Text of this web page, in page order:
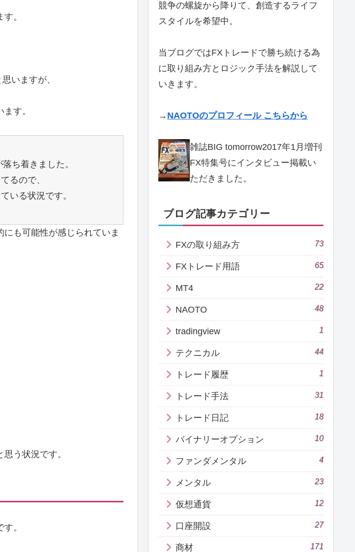
。
いますが、
す。
ち着きました。
るので、
いる状況です。
も可能性が感じられていま
う状況です。
。
競争の螺旋から降りて、創造するライフ
スタイルを希望中。
当ブログではFXトレードで勝ち続ける為
に取り組み方とロジック手法を解説して
いきます。
→ NAOTOのプロフィール こちらから
雑誌BIG tomorrow2017年1月増刊
FX特集号にインタビュー掲載い
ただきました。
ブログ記事カテゴリー
FXの取り組み方 73
FXトレード用語 65
MT4 22
NAOTO 48
tradingview 1
テクニカル 44
トレード履歴 1
トレード手法 31
トレード日記 18
バイナリーオプション 10
ファンダメンタル 4
メンタル 23
仮想通貨 12
口座開設 27
商材 171